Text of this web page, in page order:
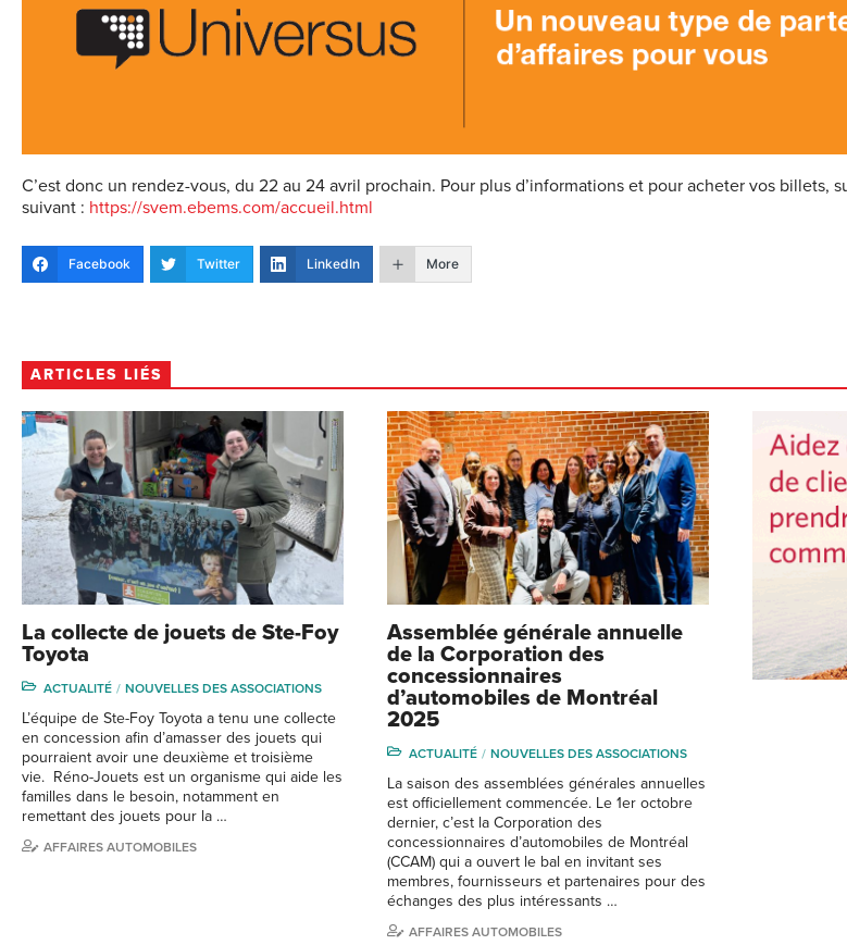
C’est donc un rendez-vous, du 22 au 24 avril prochain. Pour plus d’informations et pour acheter vos billets,
suivant : https://svem.ebems.com/accueil.html
Facebook Twitter LinkedIn More
ARTICLES LIÉS
La collecte de jouets de Ste-Foy
Toyota
ACTUALITÉ NOUVELLES DES ASSOCIATIONS
L’équipe de Ste-Foy Toyota a tenu une collecte
en concession afin d’amasser des jouets qui
pourraient avoir une deuxième et troisième
vie. Réno-Jouets est un organisme qui aide les
familles dans le besoin, notamment en
remettant des jouets pour la …
AFFAIRES AUTOMOBILES
Assemblée générale annuelle
de la Corporation des
concessionnaires
d’automobiles de Montréal
2025
ACTUALITÉ NOUVELLES DES ASSOCIATIONS
La saison des assemblées générales annuelles
est officiellement commencée. Le 1er octobre
dernier, c’est la Corporation des
concessionnaires d’automobiles de Montréal
(CCAM) qui a ouvert le bal en invitant ses
membres, fournisseurs et partenaires pour des
échanges des plus intéressants …
AFFAIRES AUTOMOBILES